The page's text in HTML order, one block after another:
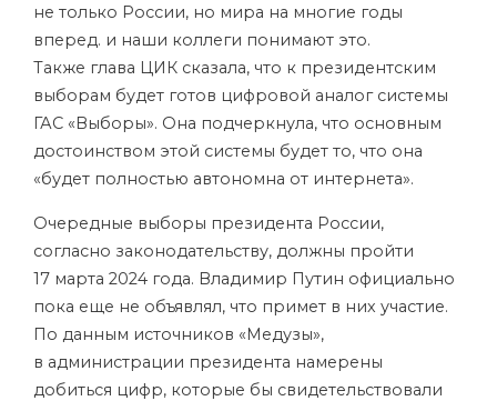
не только России, но мира на многие годы
вперед. и наши коллеги понимают это.
Также глава ЦИК сказала, что к президентским
выборам будет готов цифровой аналог системы
ГАС «Выборы». Она подчеркнула, что основным
достоинством этой системы будет то, что она
«будет полностью автономна от интернета».
Очередные выборы президента России,
согласно законодательству, должны пройти
17 марта 2024 года. Владимир Путин официально
пока еще не объявлял, что примет в них участие.
По данным источников «Медузы»,
в администрации президента намерены
добиться цифр, которые бы свидетельствовали